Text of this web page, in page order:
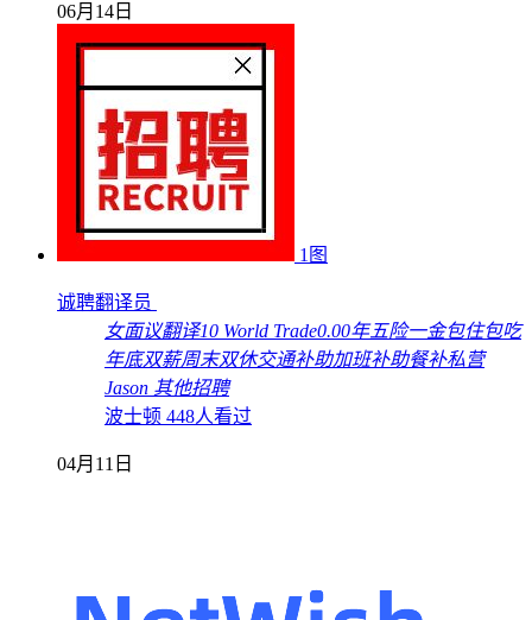
06月14日
1图
诚聘翻译员
女面议翻译10 World Trade0.00年五险一金包住包吃
年底双薪周末双休交通补助加班补助餐补私营
Jason 其他招聘
波士顿 448人看过
04月11日